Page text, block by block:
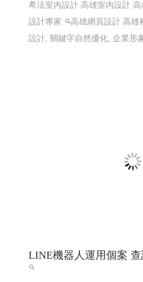
希法室內設計 高雄室內設計
設計專家
高雄網頁設計 高雄
設計, 關鍵字自然優化, 企業形
LINE機器人運用個案